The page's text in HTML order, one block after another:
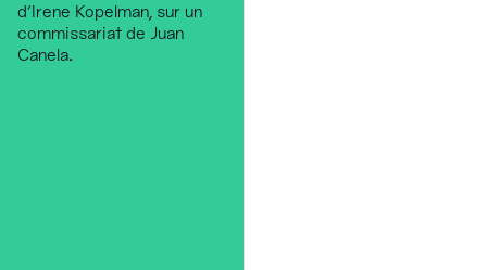
d'Irene Kopelman, sur un
commissariat de Juan
Canela.